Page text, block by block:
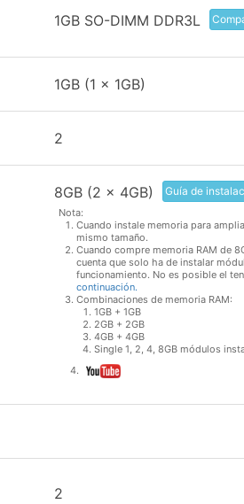
1GB SO-DIMM DDR3L
1GB (1 x 1GB)
2
8GB (2 x 4GB) Guía de
Nota:
Cuando instale memoria para
mismo tamaño.
Cuando compre memoria RAM de
cuenta que solo ha de instalar
funcionamiento. No es posible el
continuación.
Combinaciones de memoria RAM:
1GB + 1GB
2GB + 2GB
4GB + 4GB
Single 1, 2, 4, 8GB módulos
2